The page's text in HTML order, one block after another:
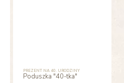
PREZENT NA 40. URODZINY
Poduszka "40-tka"